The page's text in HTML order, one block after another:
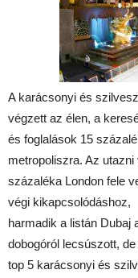
A karácsonyi és
végzett az élen, a
és foglalások 15
metropoliszra. Az
százaléka London fele
végi kikapcsolódáshoz,
harmadik a listán Dubaj
dobogóról lecsúszott, de
top 5 karácsonyi és